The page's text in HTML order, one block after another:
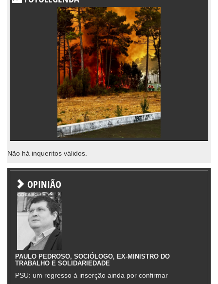
Não há inqueritos válidos.
OPINIÃO
PAULO PEDROSO, SOCIÓLOGO, EX-MINISTRO DO
TRABALHO E SOLIDARIEDADE
PSU: um regresso à inserção ainda por confirmar